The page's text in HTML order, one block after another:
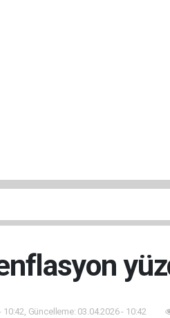
10:42, Güncelleme: 03.04.2026 - 10:42